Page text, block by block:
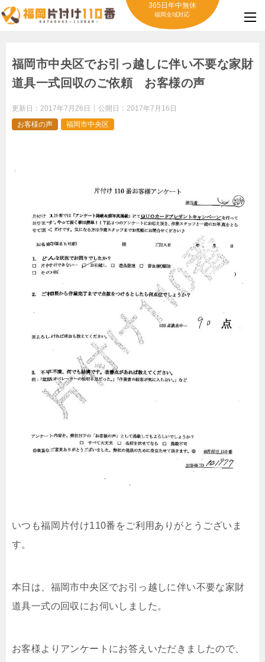
365日年中無休
福岡全域対応
福岡市中央区でお引っ越しに伴い不要な家財
道具一式回収のご依頼 お客様の声
更新日： 2017年7月26日 公開日： 2017年7月16日
お客様の声
福岡市中央区
いつも福岡片付け110番をご利用ありがとうございま
す。
本日は、福岡市中央区でお引っ越しに伴い不要な家財
道具一式の回収にお伺いしました。
お客様よりアンケートにお答えいただきましたので、